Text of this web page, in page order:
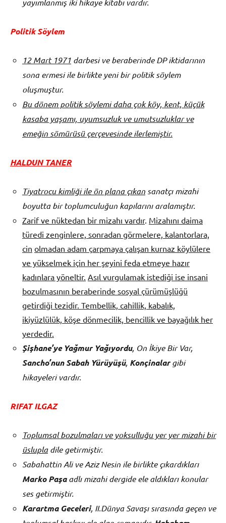
yayımlanmış iki hikaye kitabı vardır.
Politik Söylem
12 Mart 1971 darbesi ve beraberinde DP iktidarının
sona ermesi ile birlikte yeni bir politik söylem
oluşmuştur.
Bu dönem politik söylemi daha çok köy, kent, küçük
kasaba yaşamı, uyumsuzluk ve umutsuzluklar ve
emeğin sömürüsü çerçevesinde ilerlemiştir.
HALDUN TANER
Tiyatrocu kimliği ile ön plana çıkan sanatçı mizahi
boyutta bir toplumculuğun kapılarını aralamıştır.
Zarif ve nüktedan bir mizahı vardır. Mizahını daima
türedi zenginlere, sonradan görmelere, kalantorlara,
cin olmadan adam çarpmaya çalışan kurnaz köylülere
ve yükselmek için her şeyini feda etmeye hazır
kadınlara yöneltir. Asıl vurgulamak istediği ise insani
bozulmasının beraberinde sosyal çürümüşlüğü
getirdiği tezidir. Tembellik, cahillik, kabalık,
ikiyüzlülük, köşe dönmecilik, bencillik ve bayağılık her
yerdedir.
Şişhane’ye Yağmur Yağıyordu, On İkiye Bir Var,
Sancho’nun Sabah Yürüyüşü, Konçinalargibi
hikayeleri vardır.
RIFAT ILGAZ
Toplumsal bozulmaları ve yoksulluğu yer yer mizahi bir
üslupladile getirmiştir.
Sabahattin Ali ve Aziz Nesin ile birlikte çıkardıkları
Marko Paşaadlı mizahi dergide ele aldıkları konular
ses getirmiştir.
Karartma Geceleri, II.Dünya Savaşı sırasında geçen ve